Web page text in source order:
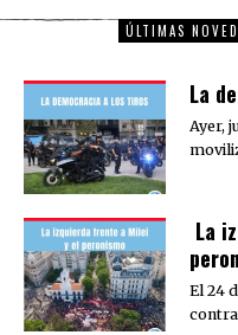
ÚLTIMAS
La
Ayer,
La
El 24